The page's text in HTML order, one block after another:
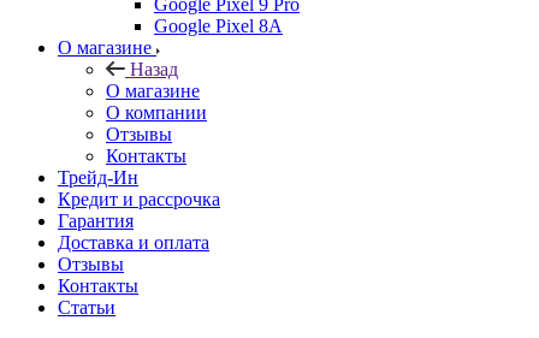
Google Pixel 9 Pro
Google Pixel 8A
О магазине
Назад
О магазине
О компании
Отзывы
Контакты
Трейд-Ин
Кредит и рассрочка
Гарантия
Доставка и оплата
Отзывы
Контакты
Статьи